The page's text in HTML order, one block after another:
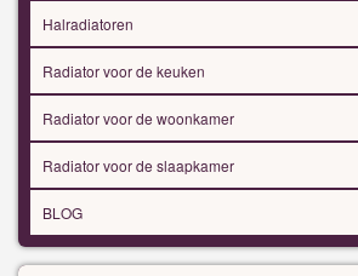
Halradiatoren
Radiator voor de keuken
Radiator voor de woonkamer
Radiator voor de slaapkamer
BLOG